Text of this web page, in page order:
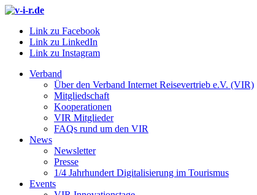
Link zu Facebook
Link zu LinkedIn
Link zu Instagram
Verband
Über den Verband Internet Reisevertrieb e.V. (VIR)
Mitgliedschaft
Kooperationen
VIR Mitglieder
FAQs rund um den VIR
News
Newsletter
Presse
1/4 Jahrhundert Digitalisierung im Tourismus
Events